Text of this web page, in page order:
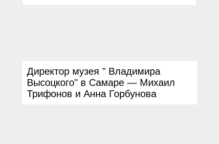
Директор музея " Владимира
Высоцкого" в Самаре — Михаил
Трифонов и Анна Горбунова